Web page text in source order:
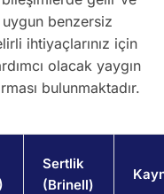
benzersiz
ihtiyaçlarınız için
olacak yaygın
bulunmaktadır.
Sertlik
(Brinell)